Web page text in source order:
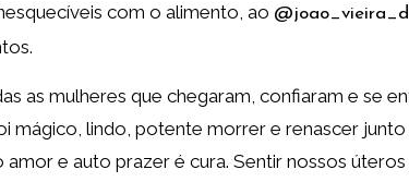
com o alimento, ao
as mulheres que chegaram, confiaram e se
mágico, lindo, potente morrer e renascer
amor e auto prazer é cura. Sentir nossos